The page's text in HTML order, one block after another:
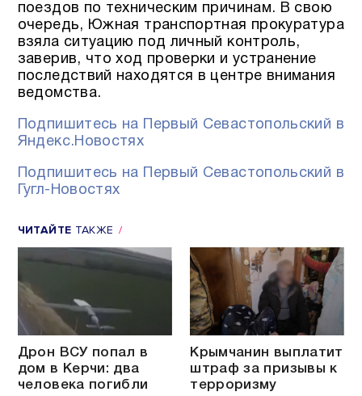
поездов по техническим причинам. В свою
очередь, Южная транспортная прокуратура
взяла ситуацию под личный контроль,
заверив, что ход проверки и устранение
последствий находятся в центре внимания
ведомства.
Подпишитесь на Первый Севастопольский в
Яндекс.Новостях
Подпишитесь на Первый Севастопольский в
Гугл-Новостях
ЧИТАЙТЕ ТАКЖЕ
Дрон ВСУ попал в
дом в Керчи: два
человека погибли
Крымчанин выплатит
штраф за призывы к
терроризму